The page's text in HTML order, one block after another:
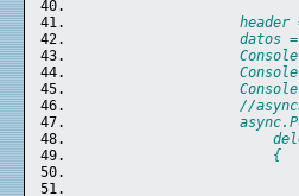
header =
datos =
//asynchronously calls
{